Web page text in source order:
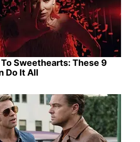
Sweethearts: These 9
Do It All